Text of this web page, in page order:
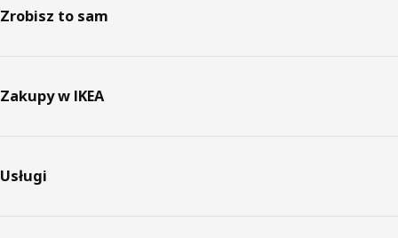
Zrobisz to sam
Zakupy w IKEA
Usługi